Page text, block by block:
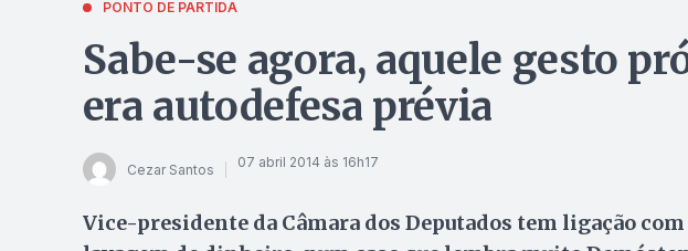
PONTO DE PARTIDA
Sabe-se agora, aquele gesto
era autodefesa prévia
Cezar Santos 07 abril 2014 às 16h17
Vice-presidente da Câmara dos Deputados tem ligação